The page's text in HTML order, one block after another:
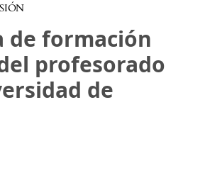
de formación
profesorado
de